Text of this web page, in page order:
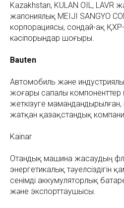
Kazakhstan, KULAN OIL, LAVR
жапониялық MEIJI SANGYO
корпорациясы, сондай-ақ ҚХР-
кәсіпорындар шоғыры.
Bauten
Автомобиль және
жоғары сапалы компоненттер
жеткізуге
жатқан қазақстандық
Kainar
Отандық машина жасаудың
энергетикалық тәуелсіздігін
сенімді аккумуляторлық
және экспорттаушысы.